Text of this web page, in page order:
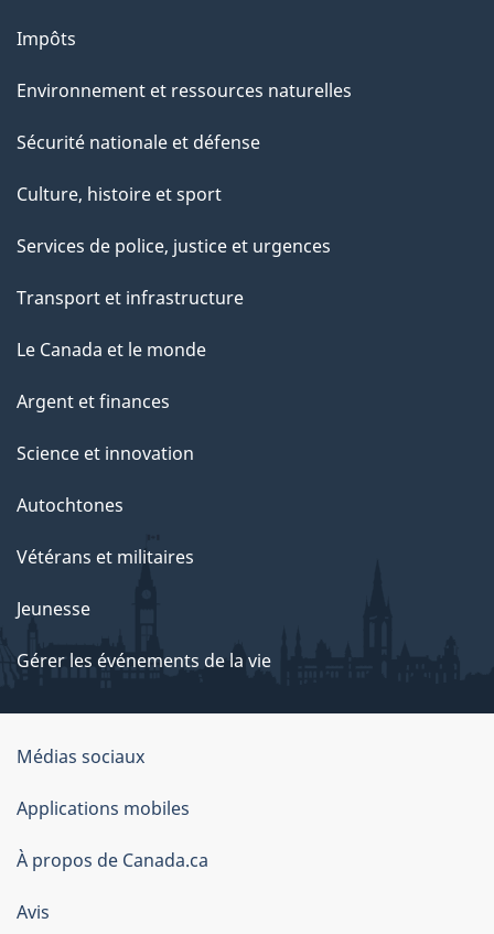
Impôts
Environnement et ressources naturelles
Sécurité nationale et défense
Culture, histoire et sport
Services de police, justice et urgences
Transport et infrastructure
Le Canada et le monde
Argent et finances
Science et innovation
Autochtones
Vétérans et militaires
Jeunesse
Gérer les événements de la vie
Organisation
du
gouvernement
du
Canada
Médias sociaux
Applications mobiles
À propos de Canada.ca
Avis